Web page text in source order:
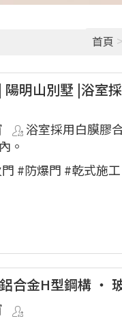
首頁 >
明山別墅 |浴室
浴室採用白膜膠
。
#防爆門 #乾式施
合金H型鋼構 ‧